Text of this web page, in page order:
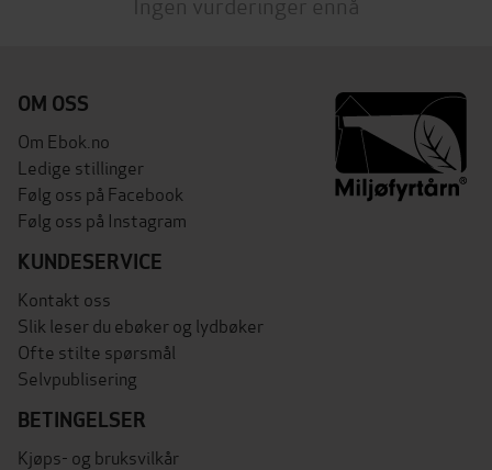
OM OSS
Om Ebok.no
Ledige stillinger
Følg oss på Facebook
Følg oss på Instagram
KUNDESERVICE
Kontakt oss
Slik leser du ebøker og lydbøker
Ofte stilte spørsmål
Selvpublisering
BETINGELSER
Kjøps- og bruksvilkår